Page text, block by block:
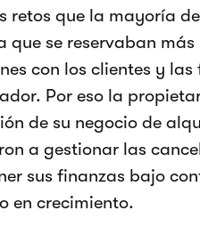
retos que la mayoría
que se reservaban
con los clientes y
Por eso la
de su negocio de
a gestionar las
sus finanzas bajo
en crecimiento.